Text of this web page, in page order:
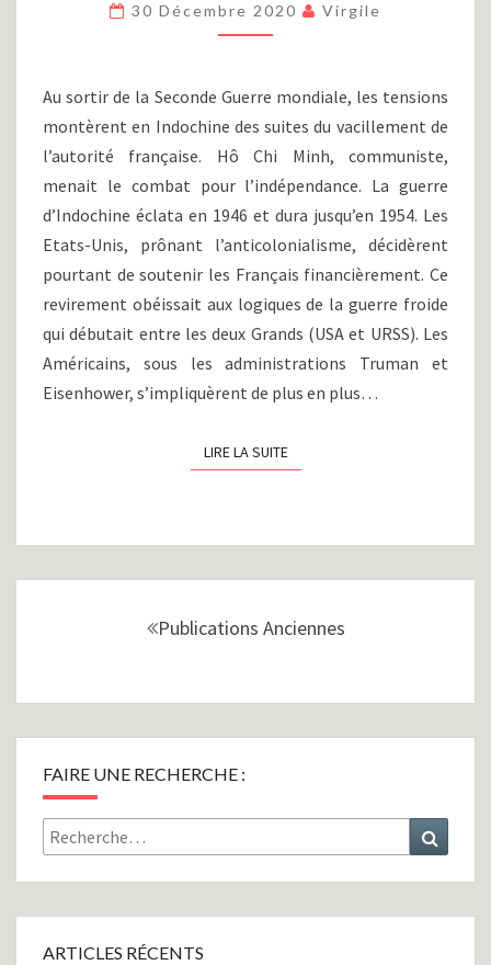
DU
VIÊT
30 Décembre 2020 Virgile
Au sortir de la Seconde Guerre mondiale, les tensions
montèrent en Indochine des suites du vacillement de
l’autorité française. Hô Chi Minh, communiste,
menait le combat pour l’indépendance. La guerre
d’Indochine éclata en 1946 et dura jusqu’en 1954. Les
Etats-Unis, prônant l’anticolonialisme, décidèrent
pourtant de soutenir les Français financièrement. Ce
revirement obéissait aux logiques de la guerre froide
qui débutait entre les deux Grands (USA et URSS). Les
Américains, sous les administrations Truman et
Eisenhower, s’impliquèrent de plus en plus…
LIRE LA SUITELIRE LA SUITE
articles
Publications Anciennes
FAIRE UNE RECHERCHE :
Rechercher :
ARTICLES RÉCENTS